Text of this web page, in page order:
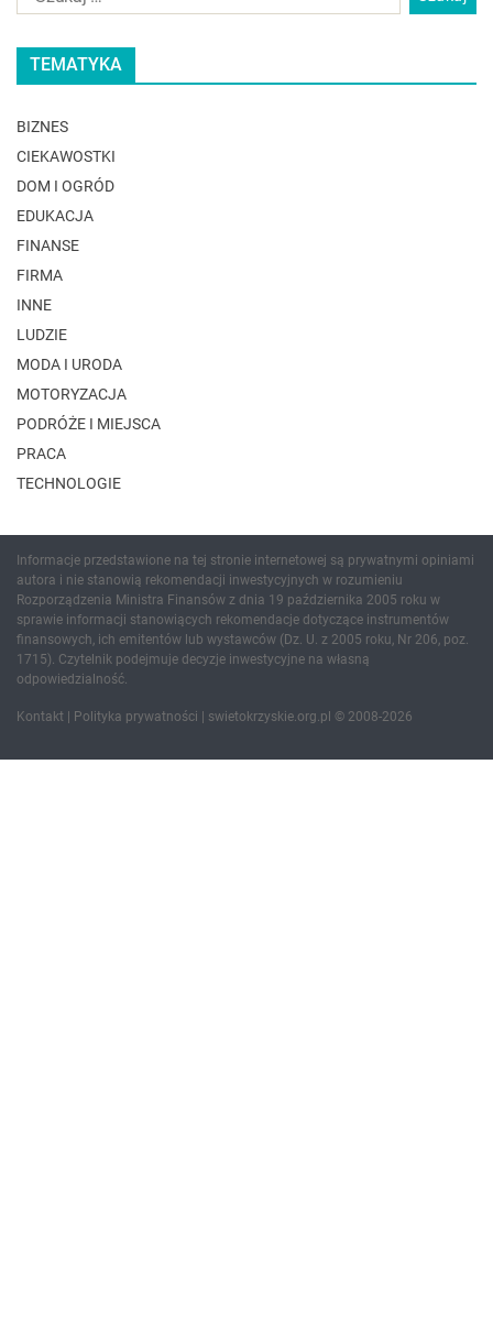
TEMATYKA
BIZNES
CIEKAWOSTKI
DOM I OGRÓD
EDUKACJA
FINANSE
FIRMA
INNE
LUDZIE
MODA I URODA
MOTORYZACJA
PODRÓŻE I MIEJSCA
PRACA
TECHNOLOGIE
Informacje przedstawione na tej stronie internetowej są prywatnymi opiniami
autora i nie stanowią rekomendacji inwestycyjnych w rozumieniu
Rozporządzenia Ministra Finansów z dnia 19 października 2005 roku w
sprawie informacji stanowiących rekomendacje dotyczące instrumentów
finansowych, ich emitentów lub wystawców (Dz. U. z 2005 roku, Nr 206, poz.
1715). Czytelnik podejmuje decyzje inwestycyjne na własną
odpowiedzialność.
Kontakt Polityka prywatności | swietokrzyskie.org.pl © 2008-2026